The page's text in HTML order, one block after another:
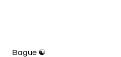
%
Bague ☯️